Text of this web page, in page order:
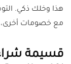
مع خصومات أخرى،
قسيمة شراء